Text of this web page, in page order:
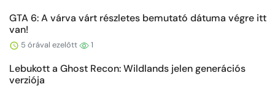
GTA 6: A várva várt részletes bemutató dátuma végre itt
van!
5 órával ezelőtt 1
Lebukott a Ghost Recon: Wildlands jelen generációs
verziója